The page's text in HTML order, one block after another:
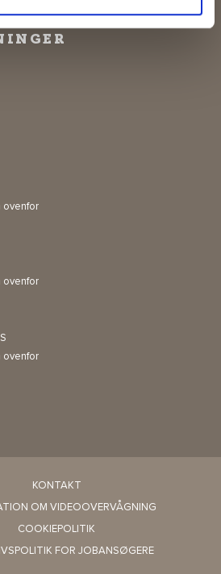
ovenfor
ovenfor
ovenfor
KONTAKT
OM VIDEOOVERVÅGNING
COOKIEPOLITIK
FOR JOBANSØGERE